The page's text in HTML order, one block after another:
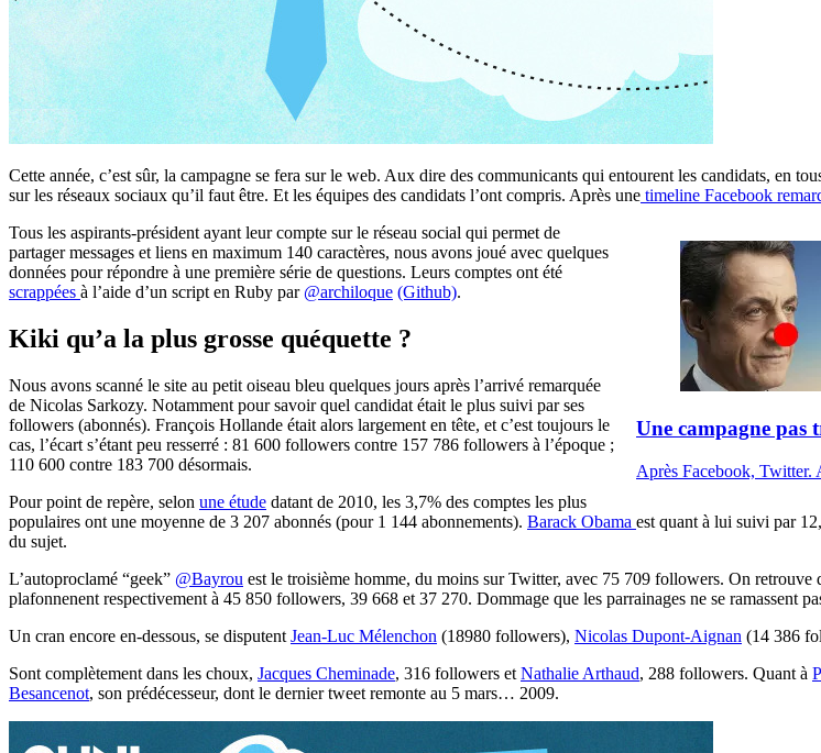
Cette année, c’est sûr, la campagne se fera sur le web. Aux dire des communicants qui entourent les candidats, en
sur les réseaux sociaux qu’il faut être. Et les équipes des candidats l’ont compris. Après une timeline Facebook
Une campagne pas
Après Facebook, Twitter.
Tous les aspirants-président ayant leur compte sur le réseau social qui permet de
partager messages et liens en maximum 140 caractères, nous avons joué avec quelques
données pour répondre à une première série de questions. Leurs comptes ont été
scrappées à l’aide d’un script en Ruby par @archiloque (Github).
Kiki qu’a la plus grosse quéquette ?
Nous avons scanné le site au petit oiseau bleu quelques jours après l’arrivé remarquée
de Nicolas Sarkozy. Notamment pour savoir quel candidat était le plus suivi par ses
followers (abonnés). François Hollande était alors largement en tête, et c’est toujours le
cas, l’écart s’étant peu resserré : 81 600 followers contre 157 786 followers à l’époque ;
110 600 contre 183 700 désormais.
Pour point de repère, selon une étude datant de 2010, les 3,7% des comptes les plus
populaires ont une moyenne de 3 207 abonnés (pour 1 144 abonnements). Barack Obama est quant à lui suivi par
du sujet.
L’autoproclamé “geek” @Bayrou est le troisième homme, du moins sur Twitter, avec 75 709 followers. On retrouve
plafonnenent respectivement à 45 850 followers, 39 668 et 37 270. Dommage que les parrainages ne se ramassent
Un cran encore en-dessous, se disputent Jean-Luc Mélenchon (18980 followers), Nicolas Dupont-Aignan (14 386
Sont complètement dans les choux, Jacques Cheminade, 316 followers et Nathalie Arthaud, 288 followers. Quant à
Besancenot, son prédécesseur, dont le dernier tweet remonte au 5 mars… 2009.